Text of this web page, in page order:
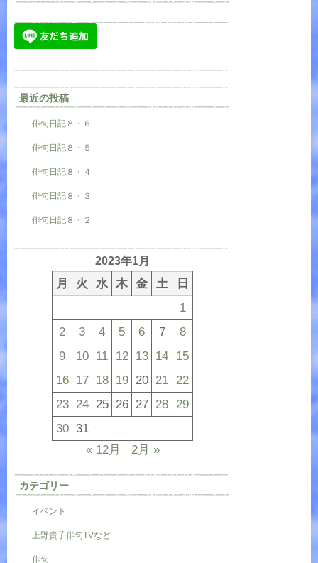
最近の投稿
俳句日記８・６
俳句日記８・５
俳句日記８・４
俳句日記８・３
俳句日記８・２
2023年1月
月 火 水 木 金 土
日
1
2
3 4 5 6 7
8
9
10 11 12 13 14 15
16 17 18 19 20 21 22
23 24 25 26 27 28 29
30 31
« 12月
2月 »
カテゴリー
イベント
上野貴子俳句TVなど
俳句